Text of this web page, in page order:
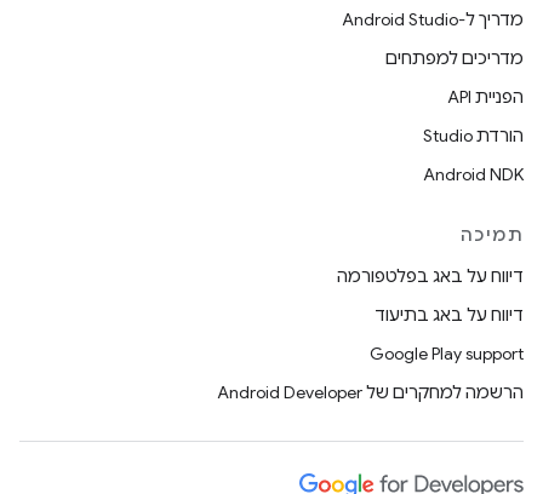
מדריך ל-Android Studio
מדריכים למפתחים
הפניית API
הורדת Studio
Android NDK
תמיכה
דיווח על באג בפלטפורמה
דיווח על באג בתיעוד
Google Play support
הרשמה למחקרים של Android Developer